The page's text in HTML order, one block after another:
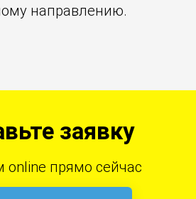
заявку
online прямо сейчас
направлению.